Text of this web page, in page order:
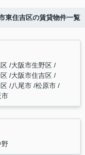
東住吉区の賃貸物件一覧
大阪市生野区
大阪市住吉区
八尾市 松原市
市
野